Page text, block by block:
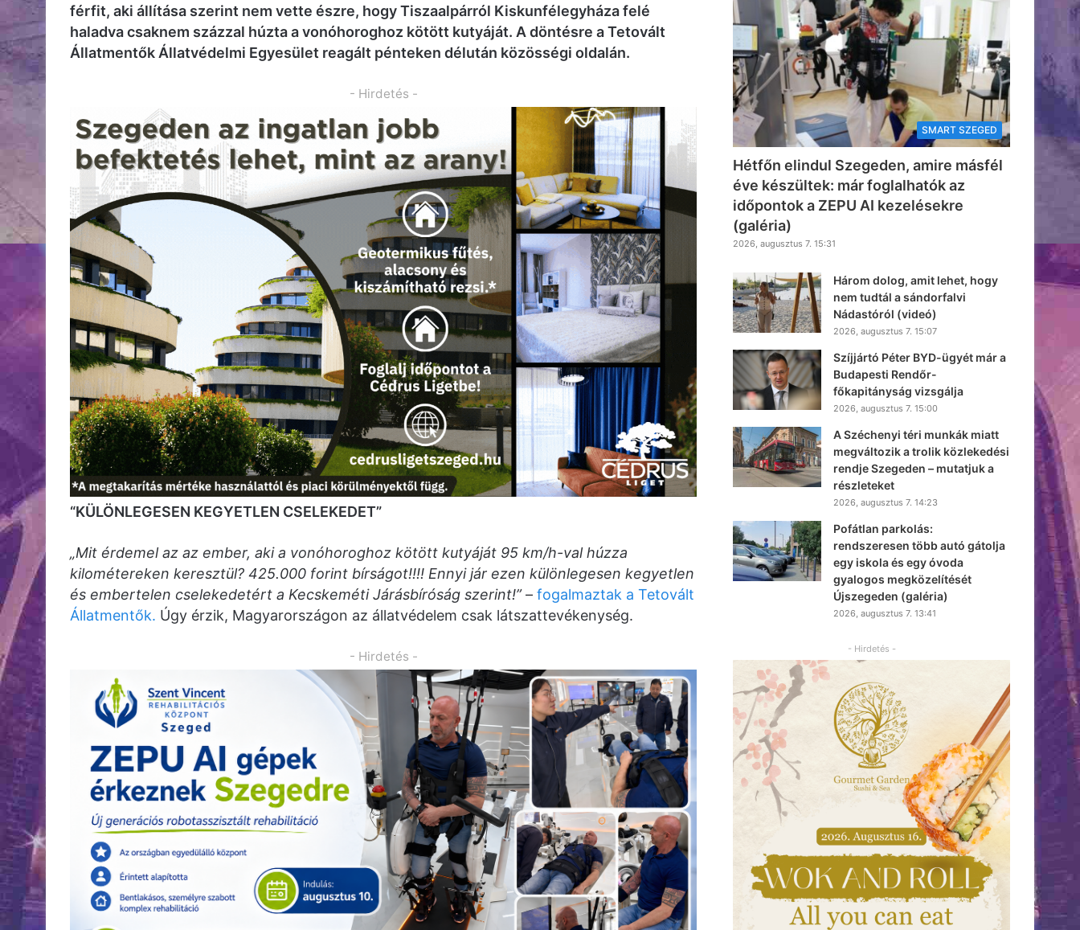
férfit, aki állítása szerint nem vette észre, hogy Tiszaalpárról Kiskunfélegyháza felé
haladva csaknem százzal húzta a vonóhoroghoz kötött kutyáját. A döntésre a Tetovált
Állatmentők Állatvédelmi Egyesület reagált pénteken délután közösségi oldalán.
- Hirdetés -
“KÜLÖNLEGESEN KEGYETLEN CSELEKEDET”
„Mit érdemel az az ember, aki a vonóhoroghoz kötött kutyáját 95 km/h-val húzza
kilométereken keresztül? 425.000 forint bírságot!!!! Ennyi jár ezen különlegesen kegyetlen
és embertelen cselekedetért a Kecskeméti Járásbíróság szerint!”– fogalmaztak a Tetovált
Állatmentők. Úgy érzik, Magyarországon az állatvédelem csak látszattevékenység.
- Hirdetés -
SMART SZEGED
Hétfőn elindul Szegeden, amire másfél
éve készültek: már foglalhatók az
időpontok a ZEPU AI kezelésekre
(galéria)
2026, augusztus 7. 15:31
Három dolog, amit lehet, hogy
nem tudtál a sándorfalvi
Nádastóról (videó)
2026, augusztus 7. 15:07
Szíjjártó Péter BYD-ügyét már a
Budapesti Rendőr-
főkapitányság vizsgálja
2026, augusztus 7. 15:00
A Széchenyi téri munkák miatt
megváltozik a trolik közlekedési
rendje Szegeden – mutatjuk a
részleteket
2026, augusztus 7. 14:23
Pofátlan parkolás:
rendszeresen több autó gátolja
egy iskola és egy óvoda
gyalogos megközelítését
Újszegeden (galéria)
2026, augusztus 7. 13:41
- Hirdetés -